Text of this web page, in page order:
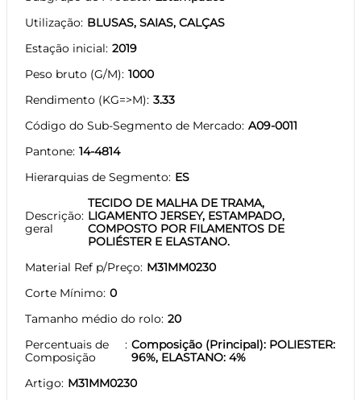
Utilização BLUSAS, SAIAS, CALÇAS
Estação inicial 2019
Peso bruto (G/M) 1000
Rendimento (KG=>M) 3.33
Código do Sub-Segmento de Mercado A09-0011
Pantone 14-4814
Hierarquias de Segmento ES
Descrição
geral
TECIDO DE MALHA DE TRAMA,
LIGAMENTO JERSEY, ESTAMPADO,
COMPOSTO POR FILAMENTOS DE
POLIÉSTER E ELASTANO.
Material Ref p/Preço M31MM0230
Corte Mínimo 0
Tamanho médio do rolo 20
Percentuais de
Composição
Composição (Principal): POLIESTER:
96%, ELASTANO: 4%
Artigo M31MM0230